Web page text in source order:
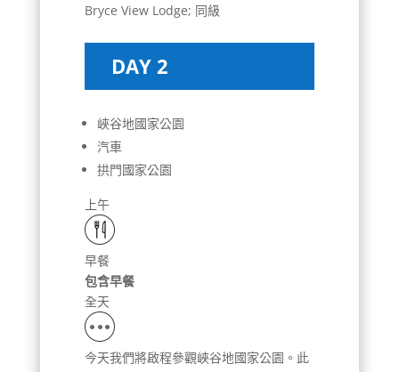
Bryce View Lodge; 同級
DAY 2
峽谷地國家公園
汽車
拱門國家公園
上午
早餐
包含早餐
全天
今天我們將啟程參觀峽谷地國家公園。此